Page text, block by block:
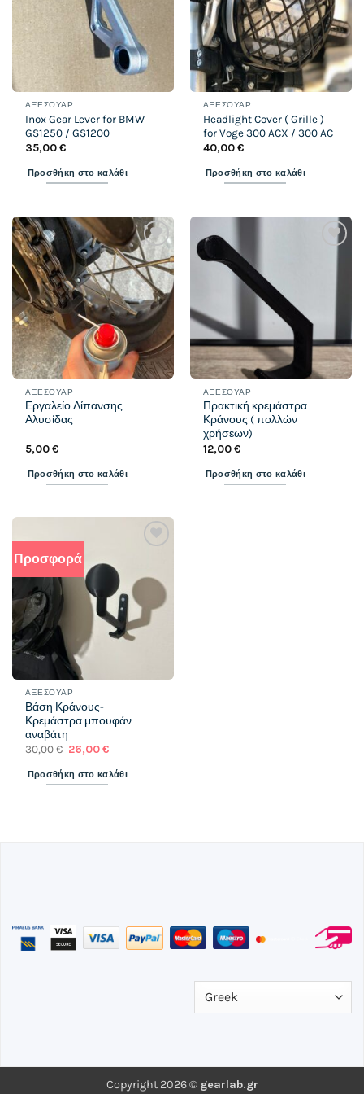
ΑΞΕΣΟΥΆΡ
Inox Gear Lever for BMW
GS1250 / GS1200
35,00€
Προσθήκη στο καλάθι
ΑΞΕΣΟΥΆΡ
Headlight Cover ( Grille )
for Voge 300 ACX / 300 AC
40,00€
Προσθήκη στο καλάθι
Add to
wishlist
ΑΞΕΣΟΥΆΡ
Εργαλείο Λίπανσης
Αλυσίδας
5,00€
Προσθήκη στο καλάθι
ΑΞΕΣΟΥΆΡ
Πρακτική κρεμάστρα
Κράνους ( πολλών
χρήσεων)
12,00€
Προσθήκη στο καλάθι
Προσφορά
ΑΞΕΣΟΥΆΡ
Βάση Κράνους-
Κρεμάστρα μπουφάν
αναβάτη
30,00€ Original
was:
30,00 €.
26,00€
τιμή
είναι:
Προσθήκη στο καλάθι
Copyright 2026 © gearlab.gr